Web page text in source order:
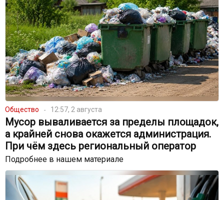
Общество 12:57, 2 августа
Мусор вываливается за пределы площадок,
а крайней снова окажется администрация.
При чём здесь региональный оператор
Подробнее в нашем материале